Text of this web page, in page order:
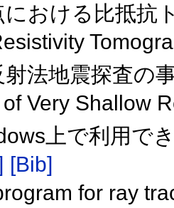
における比抵抗
射法地震探査の
Very Shallow
上で利用で
[Bib]
for ray